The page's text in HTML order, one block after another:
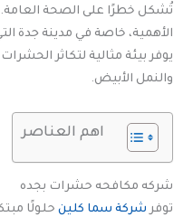
تُشكل خطرًا على الصحة العامة.
الأهمية، خاصة في مدينة جدة
يوفر بيئة مثالية لتكاثر
والنمل الأبيض.
اهم العناصر
شركه مكافحه حشرات بجده
توفر شركة سما كلين حلولًا